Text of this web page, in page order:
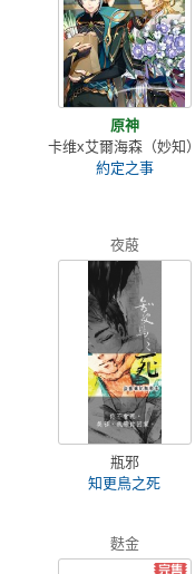
原神
卡维x艾爾海森（妙知）
約定之事
夜蒑
瓶邪
知更鳥之死
麩金